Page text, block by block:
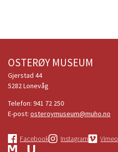
OSTERØY MUSEUM
Gjerstad 44
5282 Lonevåg
Telefon: 941 72 250
E-post: osteroymuseum@muho.no
Facebook Instagram Vimeo